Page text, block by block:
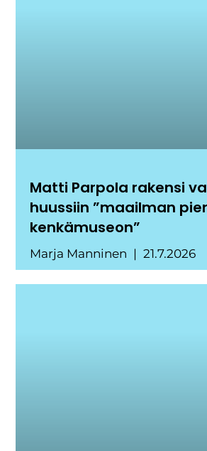
Matti Parpola rakensi
huussiin ”maailman
kenkämuseon”
Marja Manninen 21.7.2026